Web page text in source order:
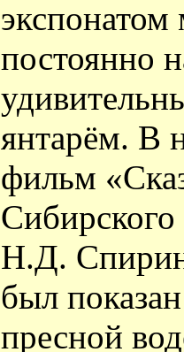
экспонатом
постоянно
янтарём. В
фильм
Сибирского
Н.Д.
был
пресной